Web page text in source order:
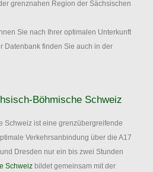
grenznahen Region der Sächsischen
Sie nach Ihrer optimalen Unterkunft
Datenbank finden Sie auch in der
Böhmische Schweiz
Schweiz ist eine grenzübergreifende
Verkehrsanbindung über die A17
Dresden nur ein bis zwei Stunden
Schweizbildet gemeinsam mit der